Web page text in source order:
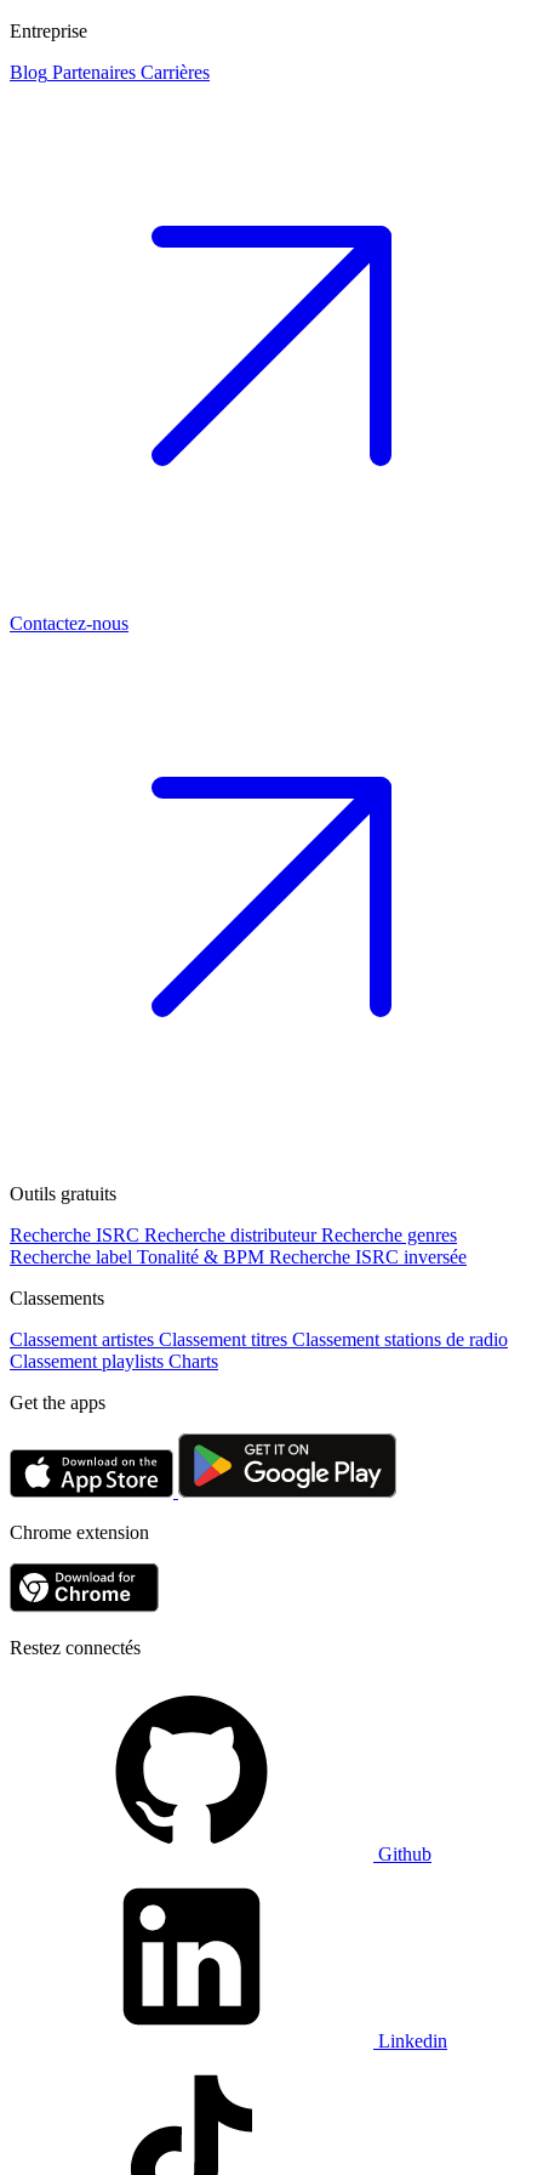
Entreprise
Blog Partenaires Carrières
Contactez-nous
Outils gratuits
Recherche ISRC Recherche distributeur Recherche genres
Recherche label Tonalité & BPM Recherche ISRC inversée
Classements
Classement artistes Classement titres Classement stations de radio
Classement playlists Charts
Get the apps
Chrome extension
Restez connectés
Github
Linkedin